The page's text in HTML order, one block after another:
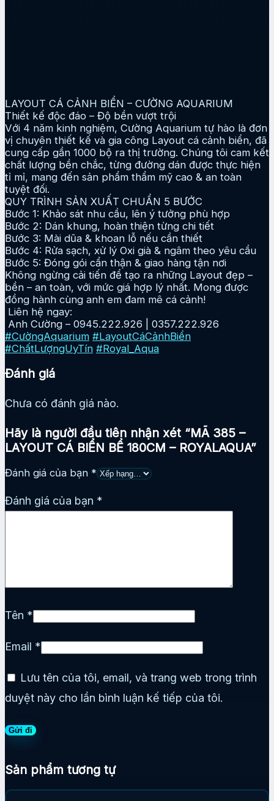
LAYOUT CÁ CẢNH BIỂN – CƯỜNG AQUARIUM
Thiết kế độc đáo – Độ bền vượt trội
Với 4 năm kinh nghiệm, Cường Aquarium tự hào là đơn
vị chuyên thiết kế và gia công Layout cá cảnh biển, đã
cung cấp gần 1000 bộ ra thị trường. Chúng tôi cam kết
chất lượng bền chắc, từng đường dán được thực hiện
tỉ mỉ, mang đến sản phẩm thẩm mỹ cao & an toàn
tuyệt đối.
QUY TRÌNH SẢN XUẤT CHUẨN 5 BƯỚC
Bước 1: Khảo sát nhu cầu, lên ý tưởng phù hợp
Bước 2: Dán khung, hoàn thiện từng chi tiết
Bước 3: Mài dũa & khoan lỗ nếu cần thiết
Bước 4: Rửa sạch, xử lý Oxi già & ngâm theo yêu cầu
Bước 5: Đóng gói cẩn thận & giao hàng tận nơi
Không ngừng cải tiến để tạo ra những Layout đẹp –
bền – an toàn, với mức giá hợp lý nhất. Mong được
đồng hành cùng anh em đam mê cá cảnh!
Liên hệ ngay:
Anh Cường – 0945.222.926 | 0357.222.926
#CườngAquarium #LayoutCáCảnhBiển
#ChấtLượngUyTín #Royal_Aqua
Đánh giá
Chưa có đánh giá nào.
Hãy là người đầu tiên nhận xét “MÃ 385 –
LAYOUT CÁ BIỂN BỂ 180CM – ROYALAQUA”
Đánh giá của bạn *
Đánh giá của bạn *
Tên *
Email *
Lưu tên của tôi, email, và trang web trong trình
duyệt này cho lần bình luận kế tiếp của tôi.
Sản phẩm tương tự